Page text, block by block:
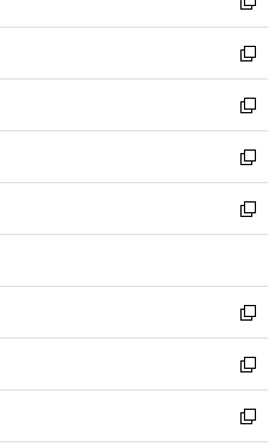
開
く
ウ
で
開
く
ン
ド
ウ
で
開
く
い
ウ
ィ
ン
ド
ウ
で
開
く
新
し
い
ウ
ィ
ン
ド
ウ
で
開
新
し
い
ウ
ィ
ン
ド
ウ
開
く
新
し
い
ウ
ィ
ン
ウ
で
開
く
新
し
い
ウ
ン
ド
ウ
で
開
く
新
し
ウ
ィ
ン
ド
ウ
で
開
新
し
い
ウ
ィ
新
し
い
新